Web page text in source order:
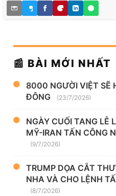
📰 BÀI MỚI NHẤT
8000 NGƯỜI VIỆT SẼ
ĐÔNG
(23/7/2026)
NGÀY CUỐI TANG LỄ
MỸ-IRAN TẤN CÔNG
(9/7/2026)
TRUMP DỌA CẮT
NHA VÀ CHO LỆNH
(8/7/2026)